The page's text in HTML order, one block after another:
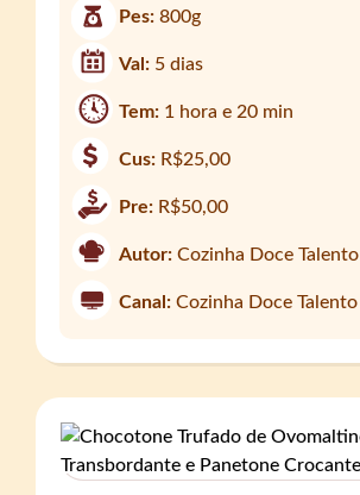
Pes:800g
Val: 5 dias
Tem: 1 hora e 20 min
Cus: R$25,00
Pre: R$50,00
Autor: Cozinha Doce Talento
Canal: Cozinha Doce Talento